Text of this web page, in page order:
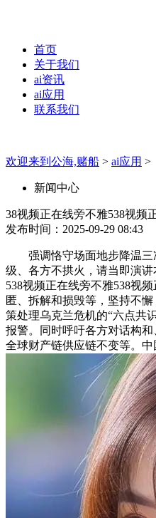
首页
关于我们
ai资讯
ai应用
联系我们
欢迎来到公海,赌船 > ai应用 >
新闻中心
38视频正在线旁不雅538视频
发布时间：2025-09-29 08:43
强调恪守场面地步降温三
级、各方不拱火，请当即演
538视频正在线旁不雅538视
匿、拆解和损毁等，坚持不
策处理乌克兰危机的“六点共
报警。同时呼吁各方对话构和
全球财产链供应链不变等。中